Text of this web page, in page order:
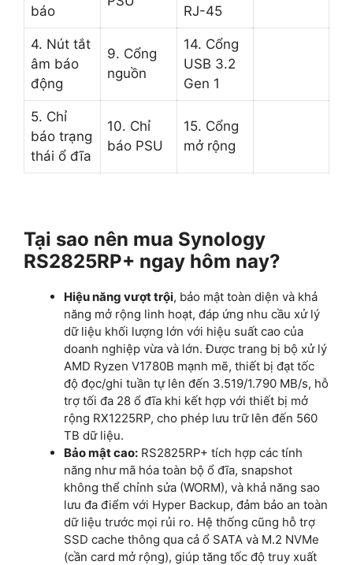
báo
RJ-45
4. Nút tắt
âm báo
động
9. Cổng
nguồn
14. Cổng
USB 3.2
Gen 1
5. Chỉ
báo trạng
thái ổ đĩa
10. Chỉ
báo PSU
15. Cổng
mở rộng
Tại sao nên mua Synology
RS2825RP+ ngay hôm nay?
Hiệu năng vượt trội, bảo mật toàn diện và khả
năng mở rộng linh hoạt, đáp ứng nhu cầu xử lý
dữ liệu khối lượng lớn với hiệu suất cao của
doanh nghiệp vừa và lớn. Được trang bị bộ xử lý
AMD Ryzen V1780B mạnh mẽ, thiết bị đạt tốc
độ đọc/ghi tuần tự lên đến 3.519/1.790 MB/s, hỗ
trợ tối đa 28 ổ đĩa khi kết hợp với thiết bị mở
rộng RX1225RP, cho phép lưu trữ lên đến 560
TB dữ liệu.
Bảo mật cao: RS2825RP+ tích hợp các tính
năng như mã hóa toàn bộ ổ đĩa, snapshot
không thể chỉnh sửa (WORM), và khả năng sao
lưu đa điểm với Hyper Backup, đảm bảo an toàn
dữ liệu trước mọi rủi ro. Hệ thống cũng hỗ trợ
SSD cache thông qua cả ổ SATA và M.2 NVMe
(cần card mở rộng), giúp tăng tốc độ truy xuất